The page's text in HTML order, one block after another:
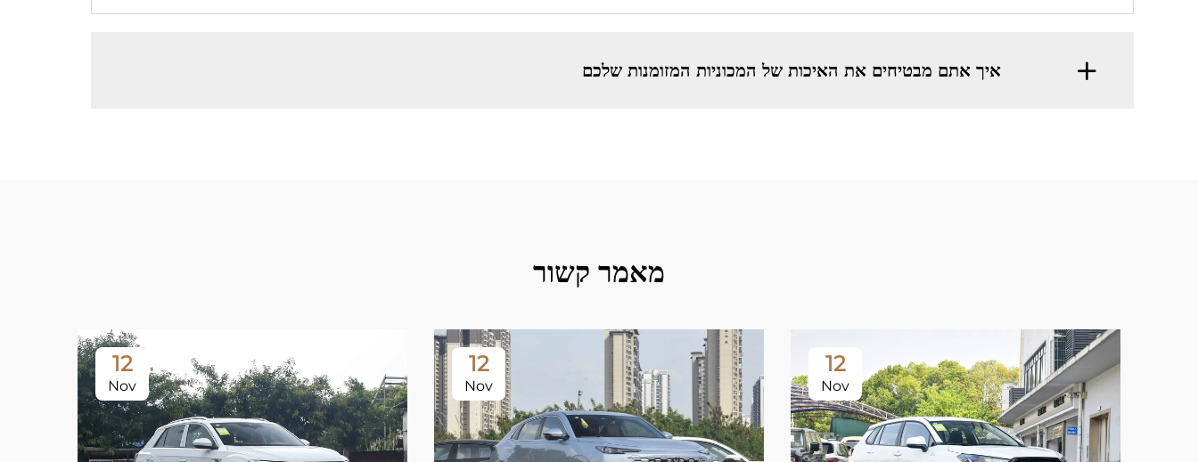
איך אתם מבטיחים את האיכות של המכוניות המזומנות שלכם
מאמר קשור
12
Nov
12
Nov
12
Nov